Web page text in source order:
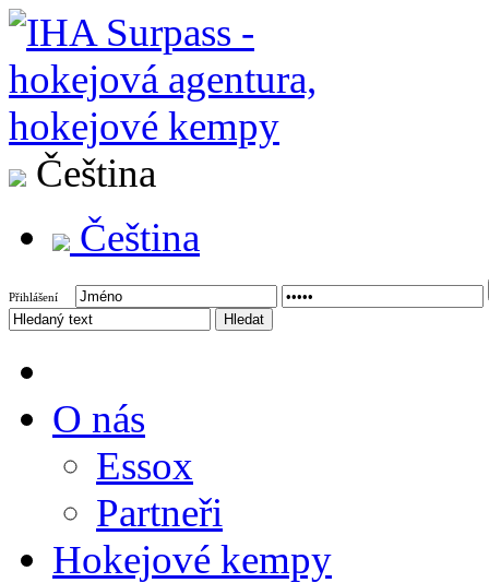
Čeština
Čeština
Přihlášení
O nás
Essox
Partneři
Hokejové kempy